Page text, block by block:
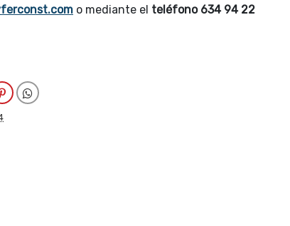
o mediante el teléfono 634 94 22